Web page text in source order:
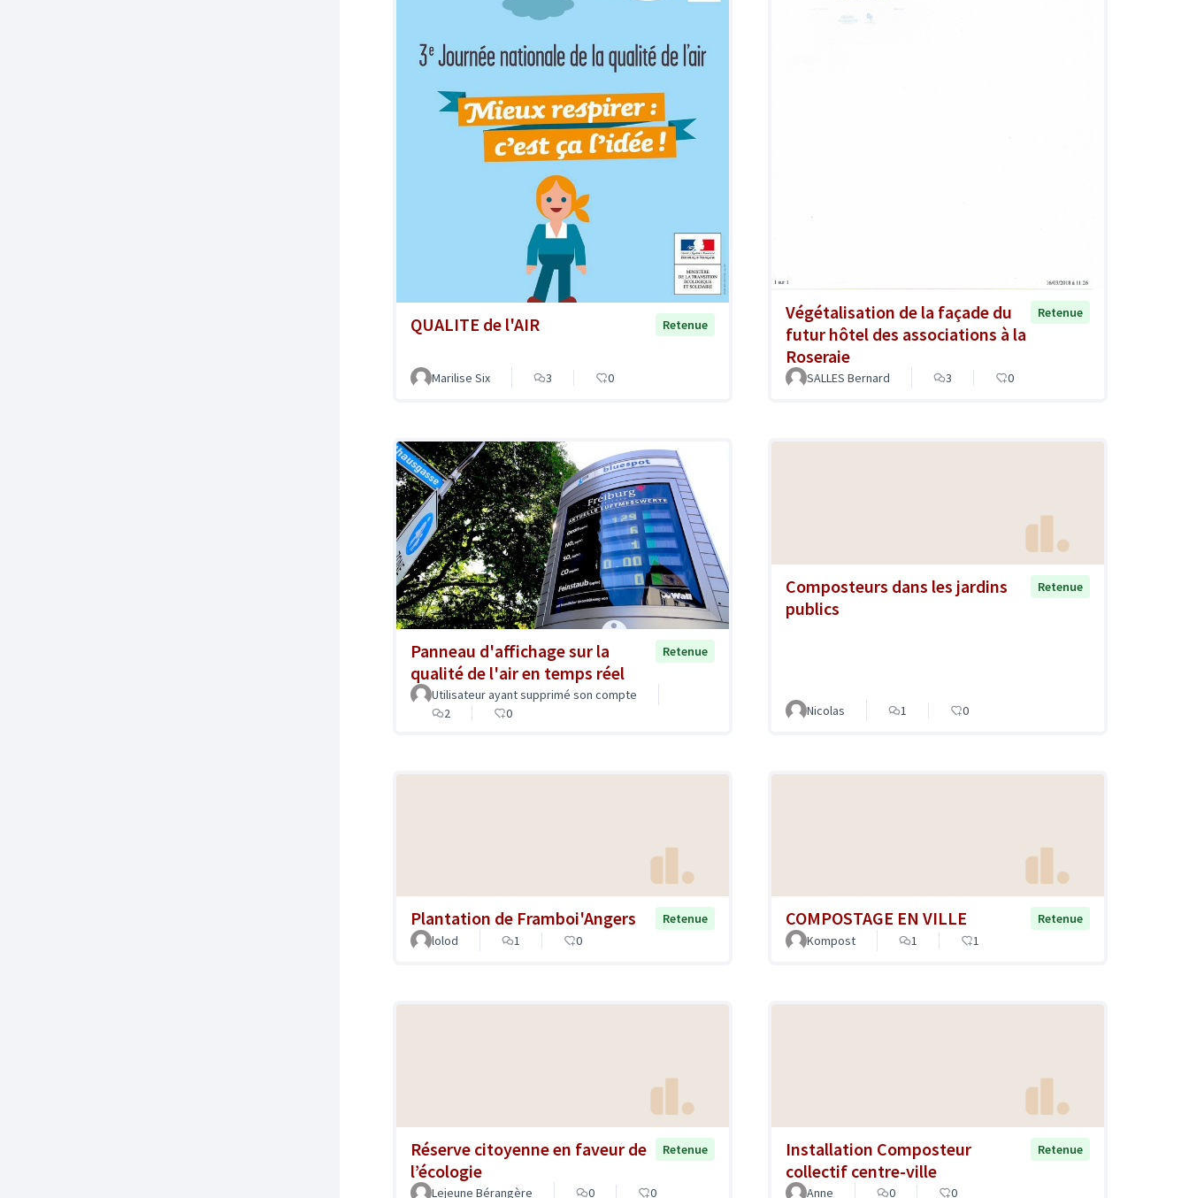
QUALITE de l'AIR Retenue
Marilise Six 3 0
Végétalisation de la façade du
futur hôtel des associations à la
Roseraie
Retenue
SALLES Bernard 3 0
Panneau d'affichage sur la
qualité de l'air en temps réel
Retenue
Utilisateur ayant supprimé son compte
2
0
Composteurs dans les jardins
publics
Retenue
Nicolas 1 0
Plantation de Framboi'Angers
Retenue
lolod
1 0
COMPOSTAGE EN VILLE
Retenue
Kompost
1 1
Réserve citoyenne en faveur de
l’écologie
Retenue
Lejeune Bérangère 0 0
Installation Composteur
collectif centre-ville
Retenue
Anne 0 0